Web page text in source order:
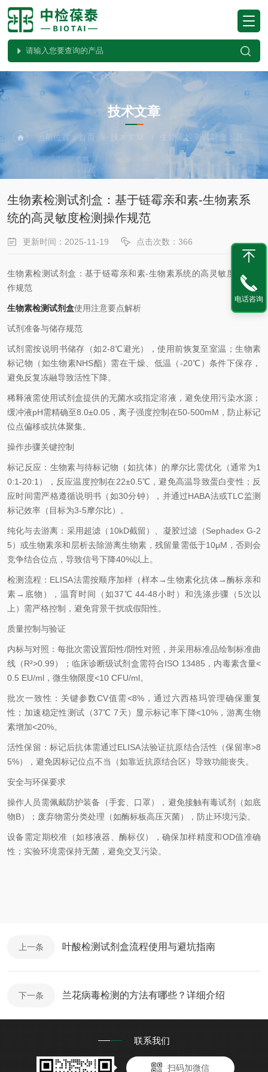
ARTICLES
技术文章
当前位置：首页 技术文章 生物素检测试剂盒：基于链霉亲和素-生物素系统的高灵敏度检测操作规范
生物素检测试剂盒：基于链霉亲和素-生物素系
统的高灵敏度检测操作规范
更新时间：2025-11-19 点击次数：366
生物素检测试剂盒：基于链霉亲和素-生物素系统的高灵敏度检测操
作规范
生物素检测试剂盒使用注意要点解析
试剂准备与储存规范
试剂需按说明书储存（如2-8℃避光），使用前恢复至室温；生物素
标记物（如生物素NHS酯）需在干燥、低温（-20℃）条件下保存，
避免反复冻融导致活性下降。
稀释液需使用试剂盒提供的无菌水或指定溶液，避免使用污染水源；
缓冲液pH需精确至8.0±0.05，离子强度控制在50-500mM，防止标记
位点偏移或抗体聚集。
操作步骤关键控制
标记反应：生物素与待标记物（如抗体）的摩尔比需优化（通常为1
0:1-20:1），反应温度控制在22±0.5℃，避免高温导致蛋白变性；反
应时间需严格遵循说明书（如30分钟），并通过HABA法或TLC监测
标记效率（目标为3-5摩尔比）。
纯化与去游离：采用超滤（10kD截留）、凝胶过滤（Sephadex G-2
5）或生物素亲和层析去除游离生物素，残留量需低于10μM，否则会
竞争结合位点，导致信号下降40%以上。
检测流程：ELISA法需按顺序加样（样本→生物素化抗体→酶标亲和
素→底物），温育时间（如37℃ 44-48小时）和洗涤步骤（5次以
上）需严格控制，避免背景干扰或假阳性。
质量控制与验证
内标与对照：每批次需设置阳性/阴性对照，并采用标准品绘制标准曲
线（R²>0.99）；临床诊断级试剂盒需符合ISO 13485，内毒素含量<
0.5 EU/ml，微生物限度<10 CFU/ml。
批次一致性：关键参数CV值需<8%，通过六西格玛管理确保重复
性；加速稳定性测试（37℃ 7天）显示标记率下降<10%，游离生物
素增加<20%。
活性保留：标记后抗体需通过ELISA法验证抗原结合活性（保留率>8
5%），避免因标记位点不当（如靠近抗原结合区）导致功能丧失。
安全与环保要求
操作人员需佩戴防护装备（手套、口罩），避免接触有毒试剂（如底
物B）；废弃物需分类处理（如酶标板高压灭菌），防止环境污染。
设备需定期校准（如移液器、酶标仪），确保加样精度和OD值准确
性；实验环境需保持无菌，避免交叉污染。
上一条 叶酸检测试剂盒流程使用与避坑指南
下一条 兰花病毒检测的方法有哪些？详细介绍
联系我们
扫码加微信
电话咨询